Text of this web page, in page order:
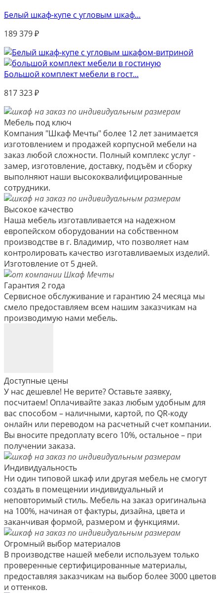
Белый шкаф-купе с угловым шкаф...
189 379₽
Большой комплект мебели в гост...
817 323₽
Мебель под ключ
Компания "Шкаф Мечты" более 12 лет занимается
изготовлением и продажей корпусной мебели на
заказ любой сложности. Полный комплекс услуг -
замер, изготовление, доставку, подъём и сборку
выполняют наши высококвалифицированные
сотрудники.
Высокое качество
Наша мебель изготавливается на надежном
европейском оборудовании на собственном
производстве в г. Владимир, что позволяет нам
контролировать качество изготавливаемых изделий.
Изготовление от 5 дней.
Гарантия 2 года
Сервисное обслуживание и гарантию 24 месяца мы
смело предоставляем всем нашим заказчикам на
производимую нами мебель.
Доступные цены
У нас дешевле! Не верите? Оставьте заявку,
посчитаем! Оплачивайте заказ любым удобным для
вас способом – наличными, картой, по QR-коду
онлайн или переводом на расчетный счет компании.
Вы вносите предоплату всего 10%, остальное – при
получении заказа.
Индивидуальность
Ни один типовой шкаф или другая мебель не смогут
создать в помещении индивидуальный и
неповторимый стиль. Мебель на заказ оригинальна
на 100%, начиная от фактуры, дизайна, цвета и
заканчивая формой, размером и функциями.
Огромный выбор материалов
В производстве нашей мебели используем только
проверенные сертифицированные материалы,
предоставляя заказчикам на выбор более 3000 цветов
и оттенков.